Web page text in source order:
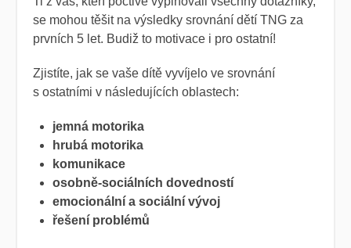
se mohou těšit na výsledky srovnání dětí TNG za
prvních 5 let. Budiž to motivace i pro ostatní!
Zjistíte, jak se vaše dítě vyvíjelo ve srovnání
s ostatními v následujících oblastech:
jemná motorika
hrubá motorika
komunikace
osobně-sociálních dovedností
emocionální a sociální vývoj
řešení problémů